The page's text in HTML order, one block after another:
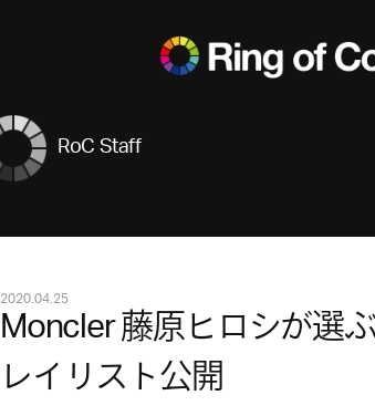
RoC Staff
2020.04.25
Moncler 藤原ヒロシが選
レイリスト公開